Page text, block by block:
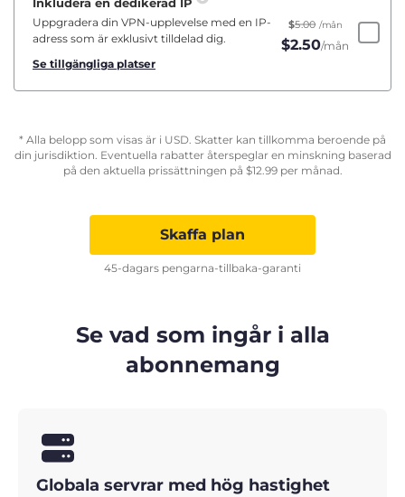
Inkludera en dedikerad IP
Uppgradera din VPN-upplevelse med en IP-
adress som är exklusivt tilldelad dig.
Se tillgängliga platser
$5.00 /mån
$2.50/mån
* Alla belopp som visas är i USD. Skatter kan tillkomma beroende på
din jurisdiktion. Eventuella rabatter återspeglar en minskning baserad
på den aktuella prissättningen på $12.99per månad.
Skaffa plan
45-dagars pengarna-tillbaka-garanti
Se vad som ingår i alla
abonnemang
Globala servrar med hög hastighet